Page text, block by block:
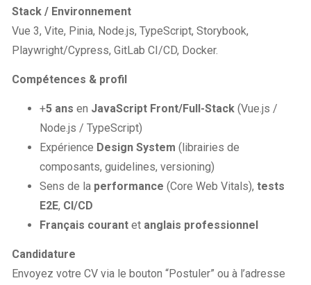
Stack / Environnement
Vue 3, Vite, Pinia, Node.js, TypeScript, Storybook,
Playwright/Cypress, GitLab CI/CD, Docker.
Compétences & profil
+5 ans en JavaScript Front/Full-Stack(Vue.js /
Node.js / TypeScript)
Expérience Design System (librairies de
composants, guidelines, versioning)
Sens de la performance (Core Web Vitals), tests
E2E, CI/CD
Français courantet anglais professionnel
Candidature
Envoyez votre CV via le bouton “Postuler” ou à l’adresse